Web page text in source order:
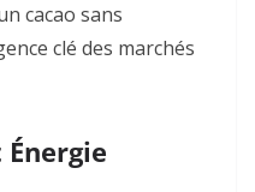
cacao sans
clé des marchés